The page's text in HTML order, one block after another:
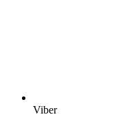
Viber